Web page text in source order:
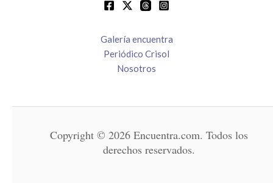
Galería encuentra
Periódico Crisol
Nosotros
Copyright © 2026 Encuentra.com. Todos los
derechos reservados.